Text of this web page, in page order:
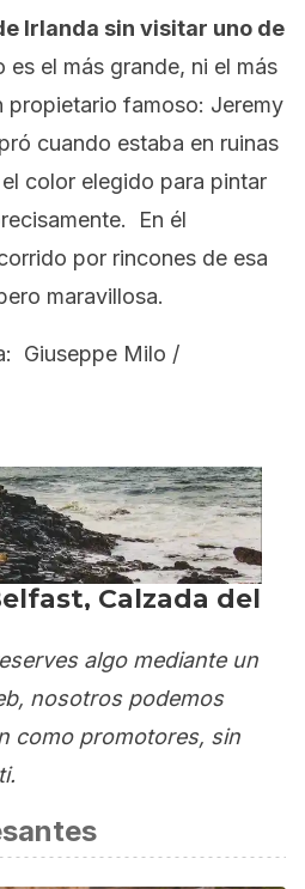
Irlanda sin visitar uno de
es el más grande, ni el más
propietario famoso: Jeremy
cuando estaba en ruinas
color elegido para pintar
En él
por rincones de esa
maravillosa.
Giuseppe Milo /
algo mediante un
nosotros podemos
como promotores, sin